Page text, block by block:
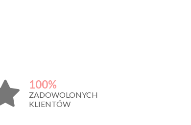
100%
ZADOWOLONYCH
KLIENTÓW